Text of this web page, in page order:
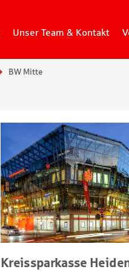
Unser Team & Kontakt
BW Mitte
Kreissparkasse